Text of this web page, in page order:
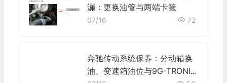
漏：更换油管与两端卡箍
07/16 72
奔驰传动系统保养：分动箱换
油、变速箱油位与9G-TRONIC